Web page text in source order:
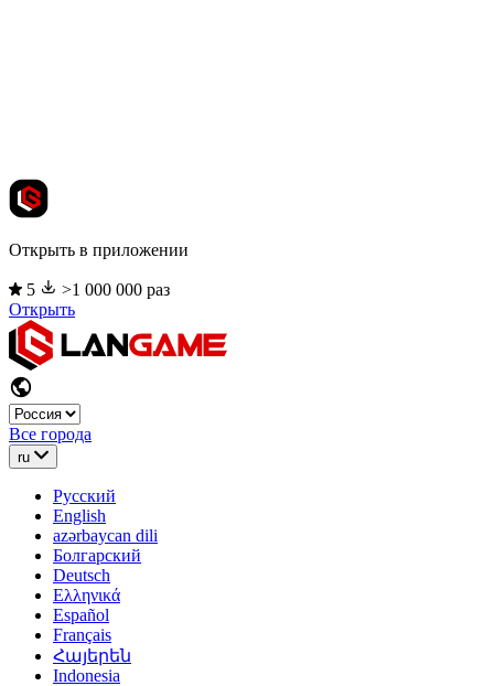
Открыть в приложении
5
>1 000 000 раз
Открыть
Все города
ru
Русский
English
azərbaycan dili
Болгарский
Deutsch
Ελληνικά
Español
Français
Հայերեն
Indonesia